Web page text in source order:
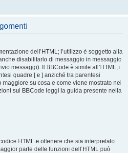
dell’HTML; l’utilizzo è soggetto alla
disabilitarlo di messaggio in messaggio
messaggi). Il BBCode è simile all’HTML, i
quadre [ e ] anziché tra parentesi
su cosa e come viene mostrato nei
sul BBCode leggi la guida presente nella
HTML e ottenere che sia interpretato
parte delle funzioni dell’HTML può